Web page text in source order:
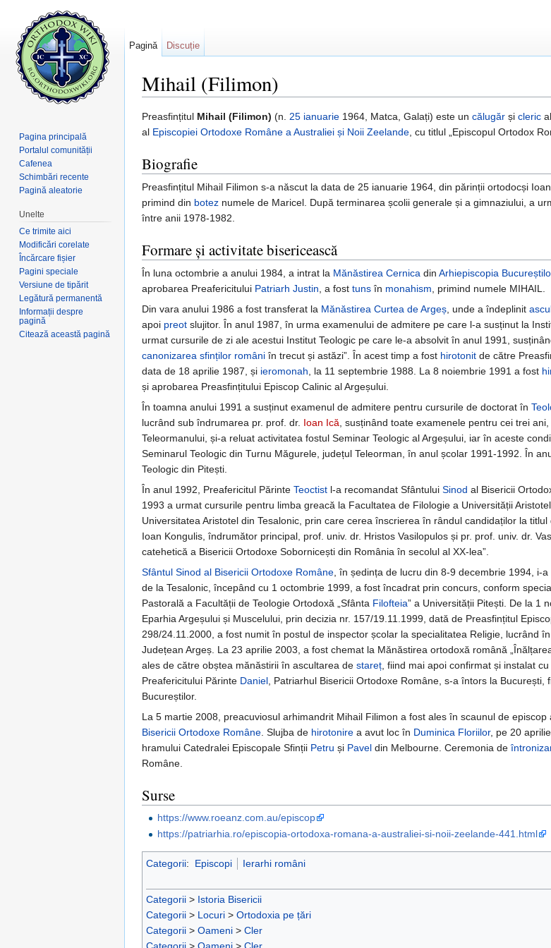
Mihail (Filimon)
Preasfințitul Mihail (Filimon) (n. 25 ianuarie 1964, Matca, Galați) este un călugăr și cleric al
al Episcopiei Ortodoxe Române a Australiei și Noii Zeelande, cu titlul „Episcopul Ortodox
Biografie
Preasfințitul Mihail Filimon s-a născut la data de 25 ianuarie 1964, din părinții ortodocși
primind din botez numele de Maricel. După terminarea școlii generale și a gimnaziului, a
între anii 1978-1982.
Formare și activitate bisericească
În luna octombrie a anului 1984, a intrat la Mănăstirea Cernica din Arhiepiscopia
aprobarea Preafericitului Patriarh Justin, a fost tuns în monahism, primind numele MIHAIL.
Din vara anului 1986 a fost transferat la Mănăstirea Curtea de Argeș, unde a îndeplinit
apoi preot slujitor. În anul 1987, în urma examenului de admitere pe care l-a susținut la
urmat cursurile de zi ale acestui Institut Teologic pe care le-a absolvit în anul 1991,
canonizarea sfinților români în trecut și astăzi”. În acest timp a fost hirotonit de către
data de 18 aprilie 1987, și ieromonah, la 11 septembrie 1988. La 8 noiembrie 1991 a fost
și aprobarea Preasfințitului Episcop Calinic al Argeșului.
În toamna anului 1991 a susținut examenul de admitere pentru cursurile de doctorat în
lucrând sub îndrumarea pr. prof. dr. Ioan Ică, susținând toate examenele pentru cei trei
Teleormanului, și-a reluat activitatea fostul Seminar Teologic al Argeșului, iar în aceste
Seminarul Teologic din Turnu Măgurele, județul Teleorman, în anul școlar 1991-1992. În
Teologic din Pitești.
În anul 1992, Preafericitul Părinte Teoctist l-a recomandat Sfântului Sinod al Bisericii
1993 a urmat cursurile pentru limba greacă la Facultatea de Filologie a Universității
Universitatea Aristotel din Tesalonic, prin care cerea înscrierea în rândul candidaților la
Ioan Kongulis, îndrumător principal, prof. univ. dr. Hristos Vasilopulos și pr. prof. univ. dr.
catehetică a Bisericii Ortodoxe Sobornicești din România în secolul al XX-lea”.
Sfântul Sinod al Bisericii Ortodoxe Române, în ședința de lucru din 8-9 decembrie 1994, i-
de la Tesalonic, începând cu 1 octombrie 1999, a fost încadrat prin concurs, conform
Pastorală a Facultății de Teologie Ortodoxă „Sfânta Filofteia” a Universității Pitești. De la 1
Eparhia Argeșului și Muscelului, prin decizia nr. 157/19.11.1999, dată de Preasfințitul
298/24.11.2000, a fost numit în postul de inspector școlar la specialitatea Religie, lucrând
Județean Argeș. La 23 aprilie 2003, a fost chemat la Mănăstirea ortodoxă română
ales de către obștea mănăstirii în ascultarea de stareț, fiind mai apoi confirmat și instalat
Preafericitului Părinte Daniel, Patriarhul Bisericii Ortodoxe Române, s-a întors la
Bucureștilor.
La 5 martie 2008, preacuviosul arhimandrit Mihail Filimon a fost ales în scaunul de episcop
Bisericii Ortodoxe Române. Slujba de hirotonire a avut loc în Duminica Floriilor, pe 20
hramului Catedralei Episcopale Sfinții Petru și Pavel din Melbourne. Ceremonia de
Române.
Surse
https://www.roeanz.com.au/episcop
https://patriarhia.ro/episcopia-ortodoxa-romana-a-australiei-si-noii-zeelande-441.html
Categorii: Episcopi Ierarhi români
Categorii > Istoria Bisericii
Categorii > Locuri > Ortodoxia pe țări
Categorii > Oameni > Cler
Categorii > Oameni > Cler
Pagină Discuție
Pagina principală
Portalul comunității
Cafenea
Schimbări recente
Pagină aleatorie
Unelte
Ce trimite aici
Modificări corelate
Încărcare fișier
Pagini speciale
Versiune de tipărit
Legătură permanentă
Informații despre
pagină
Citează această pagină